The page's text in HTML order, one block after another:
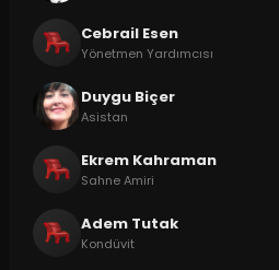
Cebrail Esen
Yönetmen Yardımcısı
Duygu Biçer
Asistan
Ekrem Kahraman
Sahne Amiri
Adem Tutak
Kondüvit